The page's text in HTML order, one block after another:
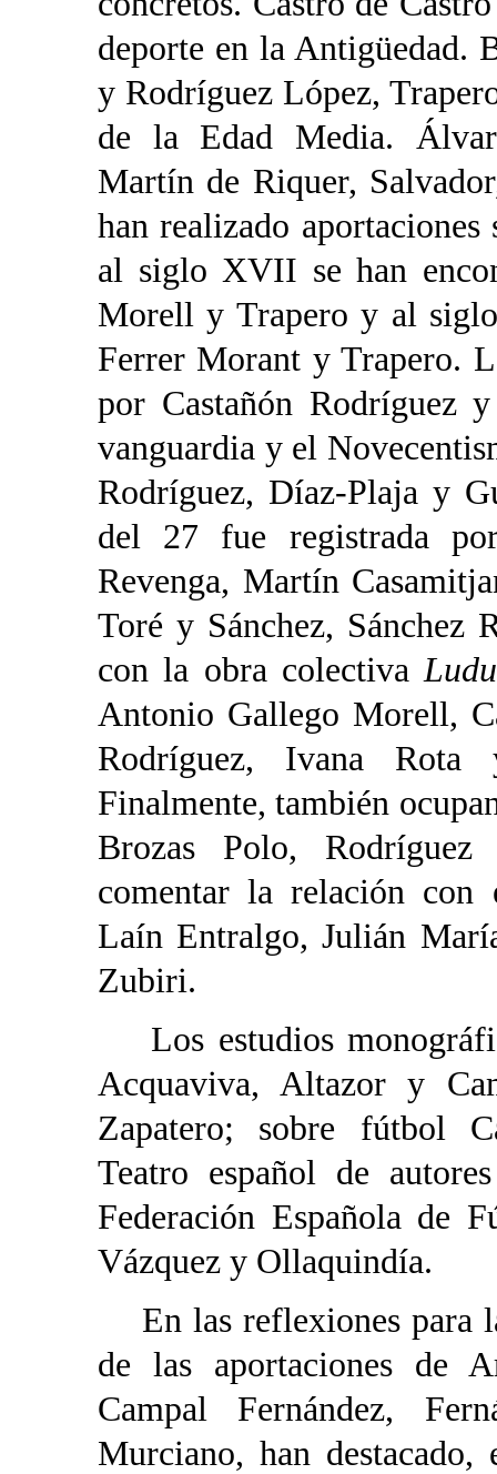
deporte en la Antigüedad.
y Rodríguez López,
de la Edad Media.
Martín de Riquer,
han realizado
al siglo XVII se han
Morell y Trapero y al
Ferrer Morant y Trapero.
por Castañón Rodríguez
vanguardia y el
Rodríguez, Díaz-Plaja y
del 27 fue registrada
Revenga, Martín
Toré y Sánchez, Sánchez
con la obra colectiva
Antonio Gallego Morell,
Rodríguez, Ivana Rota
Finalmente, también
Brozas Polo,
comentar la relación con
Laín Entralgo, Julián
Zubiri.
Los estudios
Acquaviva, Altazor y
Zapatero; sobre fútbol
Teatro español de
Federación Española de
Vázquez y Ollaquindía.
En las reflexiones para
de las aportaciones de
Campal Fernández,
Murciano, han destacado,